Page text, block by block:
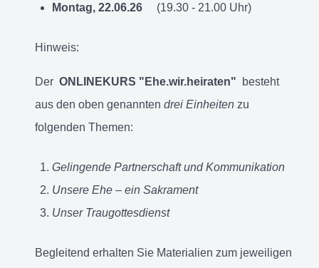
Montag, 22.06.26 (19.30 - 21.00 Uhr)
Hinweis:
Der ONLINEKURS "Ehe.wir.heiraten"
besteht
aus den oben genannten drei Einheiten zu
folgenden Themen:
Gelingende Partnerschaft und Kommunikation
Unsere Ehe – ein Sakrament
Unser Traugottesdienst
Begleitend erhalten Sie Materialien zum jeweiligen